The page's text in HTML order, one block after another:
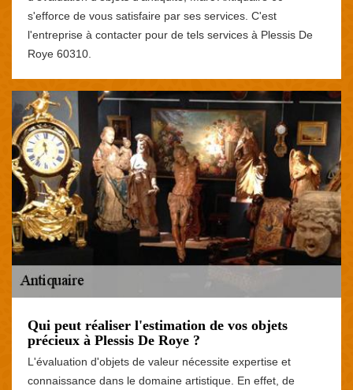
s'efforce de vous satisfaire par ses services. C'est
l'entreprise à contacter pour de tels services à Plessis De
Roye 60310.
Qui peut réaliser l'estimation de vos objets
précieux à Plessis De Roye ?
L'évaluation d'objets de valeur nécessite expertise et
connaissance dans le domaine artistique. En effet, de